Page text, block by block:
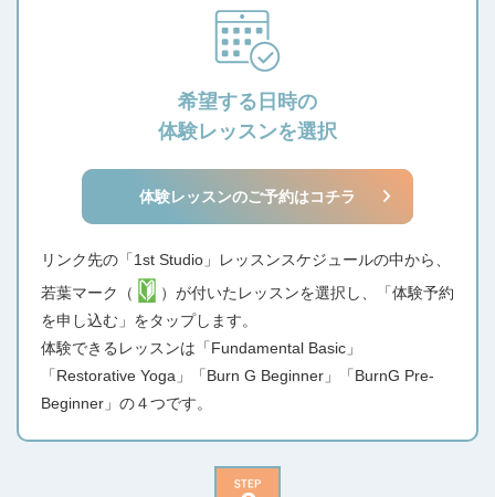
希望する日時の
体験レッスンを選択
体験レッスンのご予約はコチラ
リンク先の「1st Studio」レッスンスケジュールの中から、
若葉マーク（
）が付いたレッスンを選択し、「体験予約
を申し込む」をタップします。
体験できるレッスンは「Fundamental Basic」
「Restorative Yoga」「Burn G Beginner」「BurnG Pre-
Beginner」の４つです。